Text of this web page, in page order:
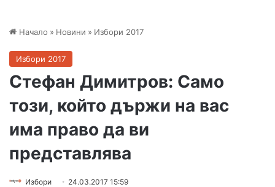
Начало » Новини » Избори 2017
Избори 2017
Стефан Димитров: Само
този, който държи на вас
има право да ви
представлява
Избори 24.03.2017 15:59